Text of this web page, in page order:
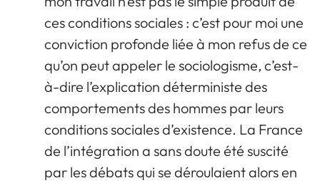
ces conditions sociales : c’est pour moi une
conviction profonde liée à mon refus de ce
qu’on peut appeler le sociologisme, c’est-
à-dire l’explication déterministe des
comportements des hommes par leurs
conditions sociales d’existence. La France
de l’intégration a sans doute été suscité
par les débats qui se déroulaient alors en